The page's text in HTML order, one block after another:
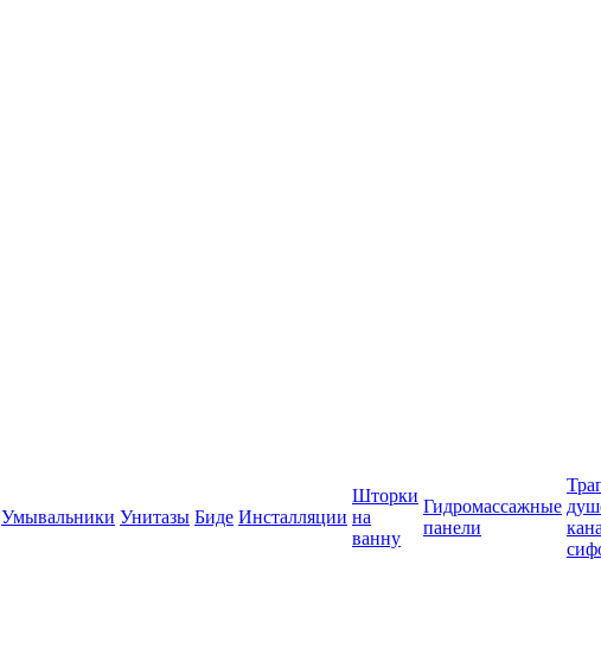
Умывальники Унитазы Биде Инсталляции
Шторки
на
ванну
Гидромассажные
панели